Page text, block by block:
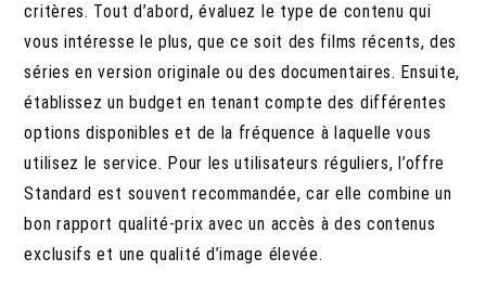
critères. Tout d’abord, évaluez le type de contenu qui
vous intéresse le plus, que ce soit des films récents, des
séries en version originale ou des documentaires. Ensuite,
établissez un budget en tenant compte des différentes
options disponibles et de la fréquence à laquelle vous
utilisez le service. Pour les utilisateurs réguliers, l’offre
Standard est souvent recommandée, car elle combine un
bon rapport qualité-prix avec un accès à des contenus
exclusifs et une qualité d’image élevée.